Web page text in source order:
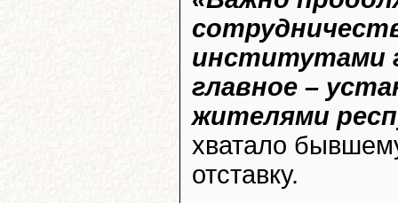
институтами
главное –
жителями
хватало
отставку.